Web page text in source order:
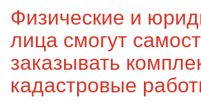
Физические и
лица смогут
заказывать
кадастровые